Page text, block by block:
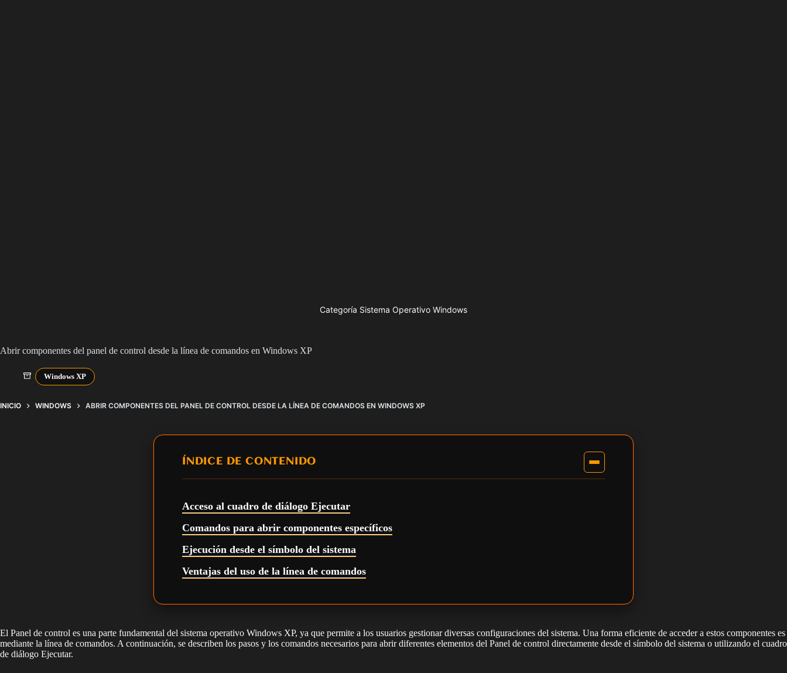
Categoría Sistema Operativo Windows
Abrir componentes del panel de control desde la línea de comandos en Windows XP
Windows XP
INICIO WINDOWS ABRIR COMPONENTES DEL PANEL DE CONTROL DESDE LA LÍNEA DE COMANDOS EN WINDOWS XP
ÍNDICE DE CONTENIDO
Acceso al cuadro de diálogo Ejecutar
Comandos para abrir componentes específicos
Ejecución desde el símbolo del sistema
Ventajas del uso de la línea de comandos
El Panel de control es una parte fundamental del sistema operativo Windows XP, ya que permite a los usuarios gestionar diversas configuraciones del sistema. Una forma eficiente de acceder a estos componentes es
mediante la línea de comandos. A continuación, se describen los pasos y los comandos necesarios para abrir diferentes elementos del Panel de control directamente desde el símbolo del sistema o utilizando el cuadro
de diálogo Ejecutar.